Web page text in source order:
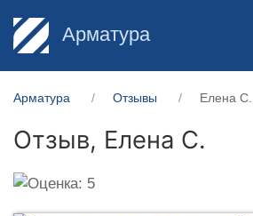
Арматура
Арматура Отзывы Елена С.
Отзыв, Елена С.